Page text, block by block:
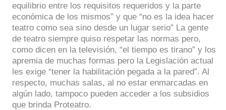
equilibrio entre los requisitos requeridos y la parte
económica de los mismos” y que “no es la idea hacer
teatro como sea sino desde un lugar serio” La gente
de teatro siempre quiso respetar las normas pero,
como dicen en la televisión, “el tiempo es tirano” y los
apremia de muchas formas pero la Legislación actual
les exige “tener la habilitación pegada a la pared”. Al
respecto, muchas salas, al no estar enmarcadas en
algún lado, tampoco pueden acceder a los subsidios
que brinda Proteatro.